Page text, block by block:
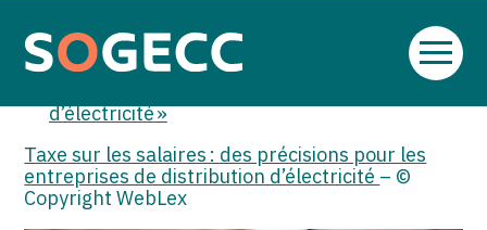
Aller
Actualité Bofip du 5 février 2025 : « TPS –
Précisions relatives à la détermination du
rapport d’assujettissement à la taxe sur les
d’électricité »
Taxe sur les salaires : des précisions pour les
entreprises de distribution d’électricité – ©
Copyright WebLex